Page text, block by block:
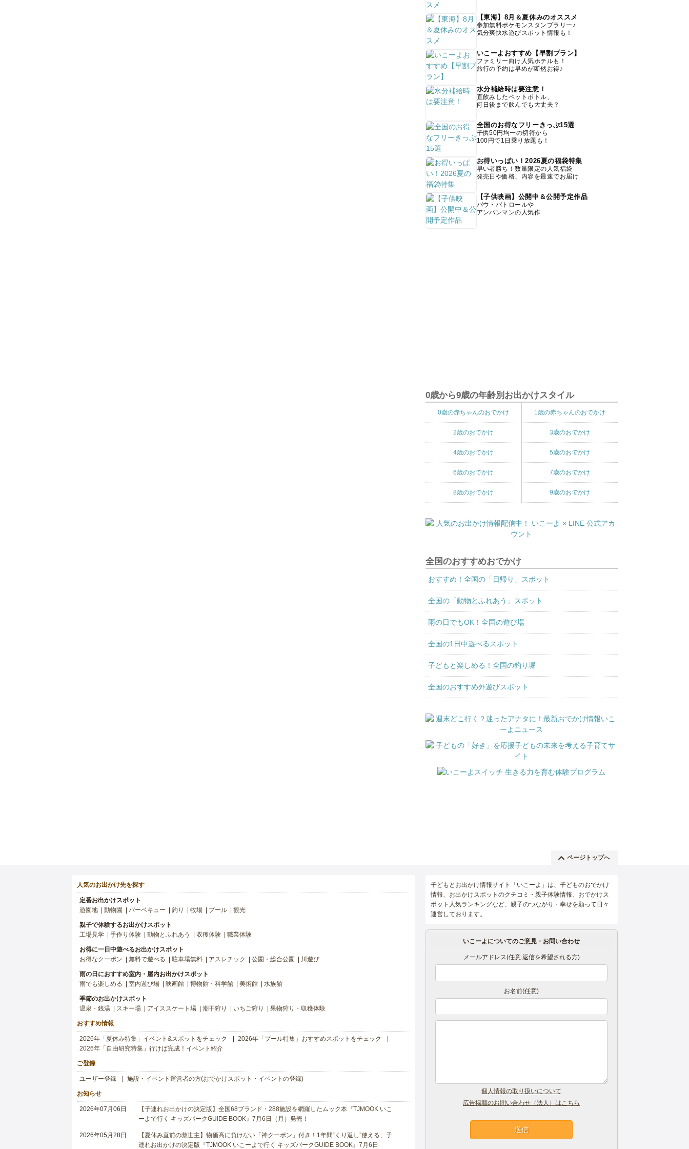
【東海】8月＆夏休みのオススメ
参加無料ポケモンスタンプラリー♪
気分爽快水遊びスポット情報も！
いこーよおすすめ【早割プラン】
ファミリー向け人気ホテルも！
旅行の予約は早めが断然お得♪
水分補給時は要注意！
直飲みしたペットボトル、
何日後まで飲んでも大丈夫？
全国のお得なフリーきっぷ15選
子供50円均一の切符から
100円で1日乗り放題も！
お得いっぱい！2026夏の福袋特集
早い者勝ち！数量限定の人気福袋
発売日や価格、内容を最速でお届け
【子供映画】公開中＆公開予定作品
パウ・パトロールや
アンパンマンの人気作
0歳から9歳の年齢別お出かけスタイル
0歳の赤ちゃんのおでかけ 1歳の赤ちゃんのおでかけ
2歳のおでかけ 3歳のおでかけ
4歳のおでかけ 5歳のおでかけ
6歳のおでかけ 7歳のおでかけ
8歳のおでかけ 9歳のおでかけ
全国のおすすめおでかけ
おすすめ！全国の「日帰り」スポット
全国の「動物とふれあう」スポット
雨の日でもOK！全国の遊び場
全国の1日中遊べるスポット
子どもと楽しめる！全国の釣り堀
全国のおすすめ外遊びスポット
ページトップへ
人気のお出かけ先を探す
定番お出かけスポット
遊園地
動物園 バーベキュー 釣り 牧場 プール 観光
親子で体験するお出かけスポット
工場見学
手作り体験 動物とふれあう 収穫体験 職業体験
お得に一日中遊べるお出かけスポット
お得なクーポン
無料で遊べる 駐車場無料 アスレチック 公園・総合公園 川遊び
雨の日におすすめ室内・屋内お出かけスポット
雨でも楽しめる
室内遊び場 映画館 博物館・科学館 美術館 水族館
季節のお出かけスポット
温泉・銭湯
スキー場 アイススケート場 潮干狩り いちご狩り 果物狩り・収穫体験
おすすめ情報
2026年「夏休み特集」イベント&スポットをチェック
2026年「プール特集」おすすめスポットをチェック
2026年「自由研究特集」行けば完成！イベント紹介
ご登録
ユーザー登録 施設・イベント運営者の方(おでかけスポット・イベントの登録)
お知らせ
2026年07月06日
【子連れお出かけの決定版】全国68ブランド・288施設を網羅したムック本『TJMOOK いこ
ーよで行く キッズパークGUIDE BOOK』7月6日（月）発売！
2026年05月28日
【夏休み直前の救世主】物価高に負けない「神クーポン」付き！1年間“くり返し”使える、子
連れお出かけの決定版『TJMOOK いこーよで行く キッズパークGUIDE BOOK』7月6日
子どもとお出かけ情報サイト「いこーよ」は、子どものおでかけ
情報、お出かけスポットのクチコミ・親子体験情報、おでかけス
ポット人気ランキングなど、親子のつながり・幸せを願って日々
運営しております。
いこーよについてのご意見・お問い合わせ
メールアドレス(任意 返信を希望される方)
お名前(任意)
個人情報の取り扱いについて
広告掲載のお問い合わせ（法人）はこちら